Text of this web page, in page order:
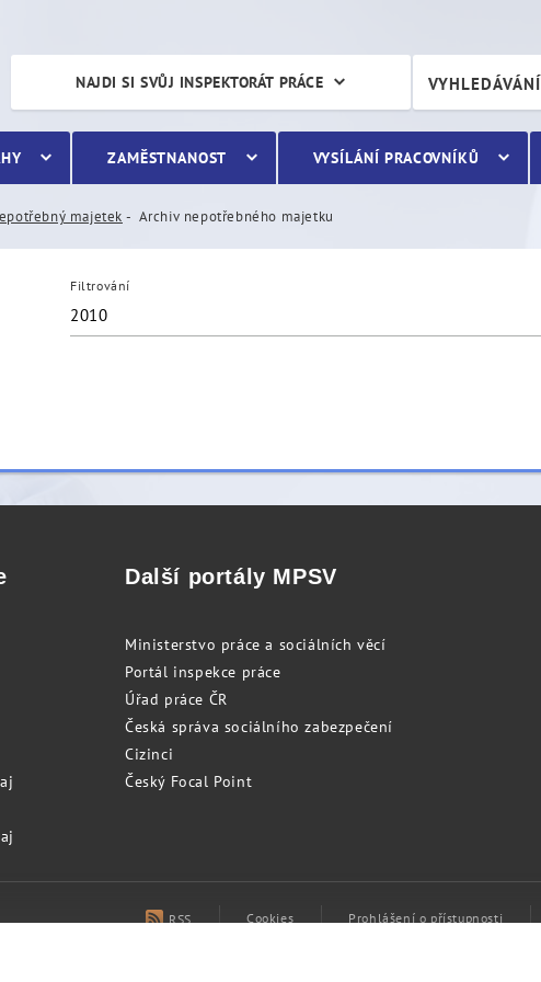
VYHLEDÁVÁNÍ
NAJDI SI SVŮJ INSPEKTORÁT PRÁCE
ZAMĚSTNANOST VYSÍLÁNÍ PRACOVNÍKŮ
majetek Archiv nepotřebného majetku
Filtrování
2010
Další portály MPSV
Ministerstvo práce a sociálních věcí
Portál inspekce práce
Úřad práce ČR
Česká správa sociálního zabezpečení
Cizinci
Český Focal Point
RSS Cookies Prohlášení o přístupnosti